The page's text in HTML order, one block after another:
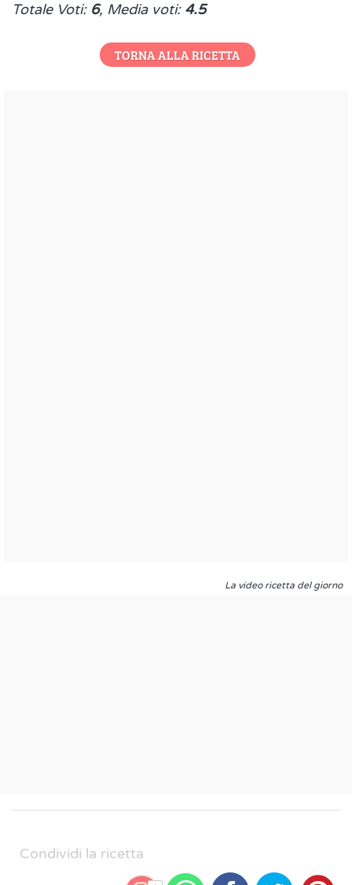
Totale Voti: 6, Media voti: 4.5
TORNA ALLA RICETTA
La video ricetta del giorno
Condividi la ricetta